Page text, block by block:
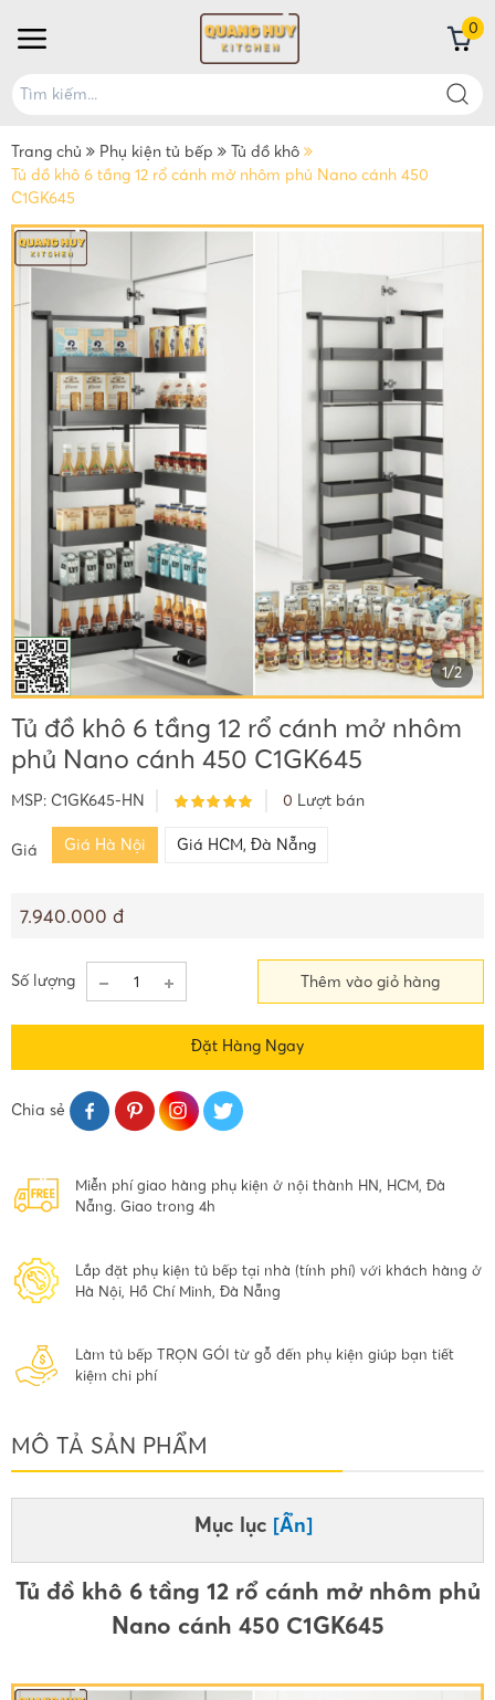
0
Trang chủ Phụ kiện tủ bếp
Tủ đồ khô
Tủ đồ khô 6 tầng 12 rổ cánh mở nhôm phủ Nano cánh 450
C1GK645
1/2
Tủ đồ khô 6 tầng 12 rổ cánh mở nhôm
phủ Nano cánh 450 C1GK645
MSP: C1GK645-HN 0 Lượt bán
Giá Giá Hà Nội Giá HCM, Đà Nẵng
7.940.000 đ
Số lượng Thêm vào giỏ hàng
Đặt Hàng Ngay
Chia sẻ
Miễn phí giao hàng phụ kiện ở nội thành HN, HCM, Đà
Nẵng. Giao trong 4h
Lắp đặt phụ kiện tủ bếp tại nhà (tính phí) với khách hàng ở
Hà Nội, Hồ Chí Minh, Đà Nẵng
Làm tủ bếp TRỌN GÓI từ gỗ đến phụ kiện giúp bạn tiết
kiệm chi phí
MÔ TẢ SẢN PHẨM
Mục lục [Ẩn]
Tủ đồ khô 6 tầng 12 rổ cánh mở nhôm phủ
Nano cánh 450 C1GK645